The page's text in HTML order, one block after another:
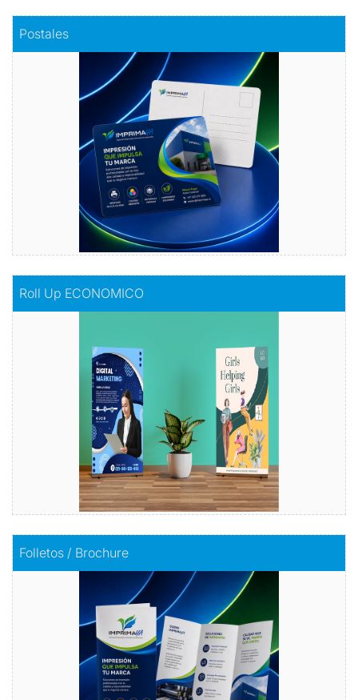
Postales
Dale vida a tus emociones con nuestras
postales.
Comprar
Comprar
Roll Up ECONOMICO
Comprar
Folletos / Brochure
Impacta con información
Comprar
Comprar